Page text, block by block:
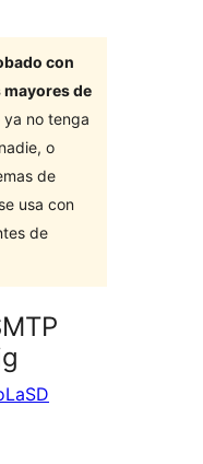
con
de
ya no tenga
o
de
usa con
de